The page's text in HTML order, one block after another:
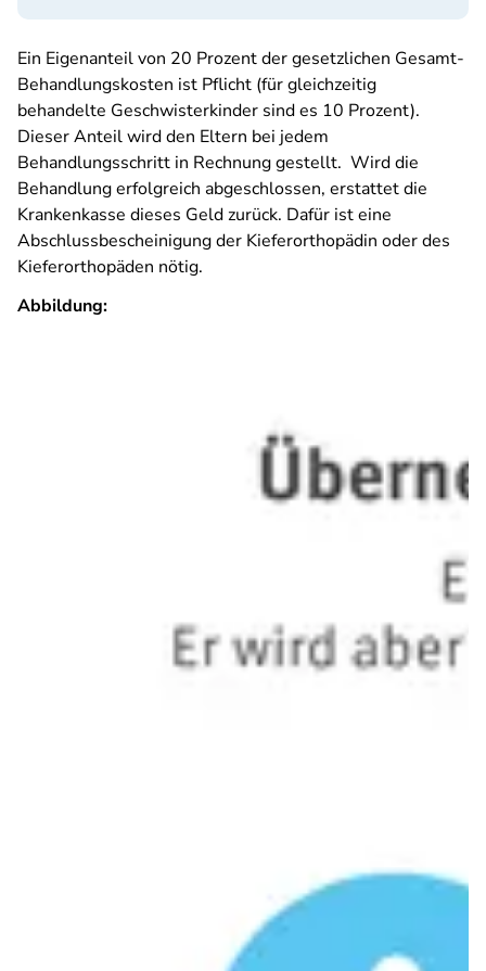
Ein Eigenanteil von 20 Prozent der gesetzlichen Gesamt-
Behandlungskosten ist Pflicht (für gleichzeitig
behandelte Geschwisterkinder sind es 10 Prozent).
Dieser Anteil wird den Eltern bei jedem
Behandlungsschritt in Rechnung gestellt. Wird die
Behandlung erfolgreich abgeschlossen, erstattet die
Krankenkasse dieses Geld zurück. Dafür ist eine
Abschlussbescheinigung der Kieferorthopädin oder des
Kieferorthopäden nötig.
Abbildung: